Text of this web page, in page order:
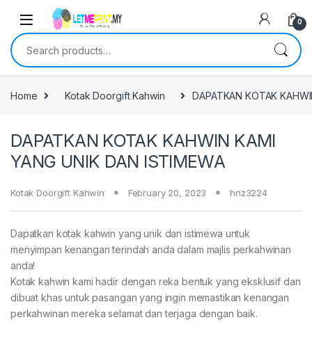
0
Search for:
Home Kotak Doorgift Kahwin DAPATKAN KOTAK
DAPATKAN KOTAK KAHWIN KAMI
YANG UNIK DAN ISTIMEWA
Kotak Doorgift Kahwin February 20, 2023 hnz3224
Dapatkan kotak kahwin yang unik dan istimewa untuk
menyimpan kenangan terindah anda dalam majlis perkahwinan
anda!
Kotak kahwin kami hadir dengan reka bentuk yang eksklusif dan
dibuat khas untuk pasangan yang ingin memastikan kenangan
perkahwinan mereka selamat dan terjaga dengan baik.